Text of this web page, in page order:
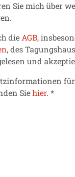
Sie mich über
dieAGB,
, des
und
Siehier. *